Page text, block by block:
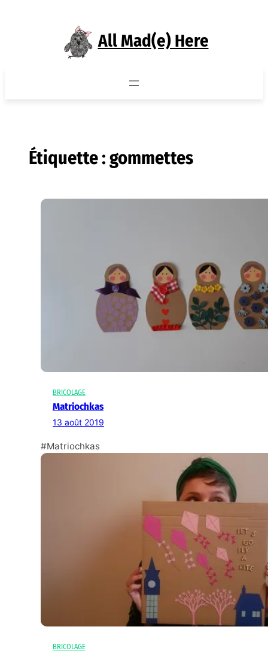
All Mad(e) Here
Étiquette :gommettes
BRICOLAGE
Matriochkas
13 août 2019
#Matriochkas
BRICOLAGE